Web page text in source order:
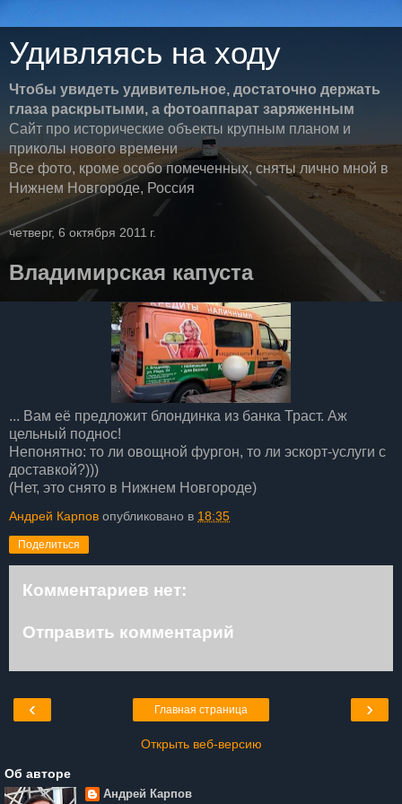
Удивляясь на ходу
Чтобы увидеть удивительное, достаточно держать
глаза раскрытыми, а фотоаппарат заряженным
Сайт про исторические объекты крупным планом и
приколы нового времени
Все фото, кроме особо помеченных, сняты лично мной в
Нижнем Новгороде, Россия
четверг, 6 октября 2011 г.
Владимирская капуста
... Вам её предложит блондинка из банка Траст. Аж
цельный поднос!
Непонятно: то ли овощной фургон, то ли эскорт-услуги с
доставкой?)))
(Нет, это снято в Нижнем Новгороде)
Андрей Карпов опубликовано в 18:35
Поделиться
Комментариев нет:
Отправить комментарий
‹ ›
Главная страница
Открыть веб-версию
Об авторе
Андрей Карпов